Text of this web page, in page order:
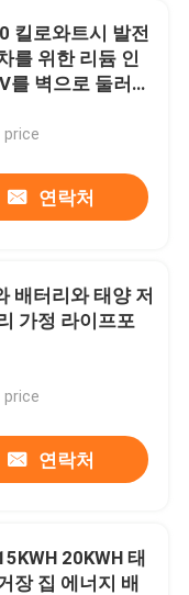
킬로와트시 발전
를 위한 리듐 인
를 벽으로 둘러쌉
price
연락처
배터리와 태양 저
가정 라이프포
price
연락처
20KWH 태
장 집 에너지 배